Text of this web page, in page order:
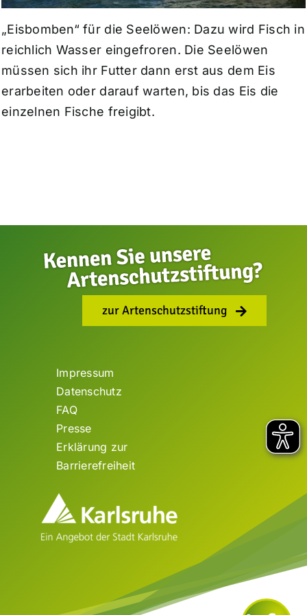
„Eisbomben“ für die Seelöwen: Dazu wird Fisch in
reichlich Wasser eingefroren. Die Seelöwen
müssen sich ihr Futter dann erst aus dem Eis
erarbeiten oder darauf warten, bis das Eis die
einzelnen Fische freigibt.
zur Artenschutzstiftung
Impressum
Datenschutz
FAQ
Presse
Erklärung zur
Barrierefreiheit